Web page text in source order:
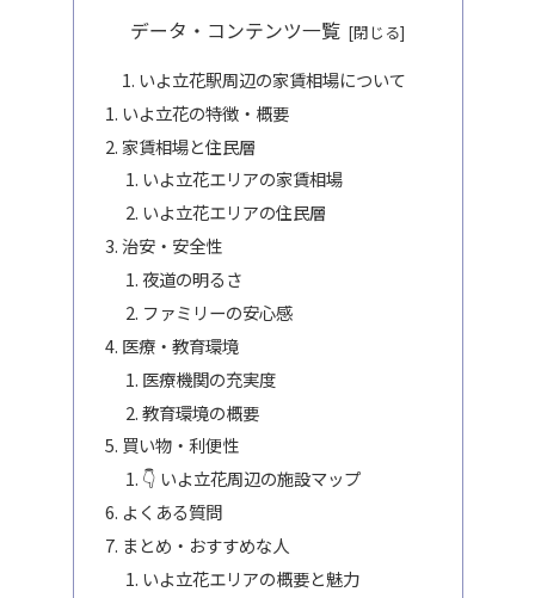
データ・コンテンツ一覧
いよ立花駅周辺の家賃相場について
いよ立花の特徴・概要
家賃相場と住民層
いよ立花エリアの家賃相場
いよ立花エリアの住民層
治安・安全性
夜道の明るさ
ファミリーの安心感
医療・教育環境
医療機関の充実度
教育環境の概要
買い物・利便性
👇 いよ立花周辺の施設マップ
よくある質問
まとめ・おすすめな人
いよ立花エリアの概要と魅力